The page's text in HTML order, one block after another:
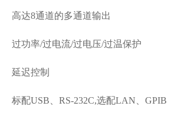
高达8通道的多通道输出
过功率/过电流/过电压/过温保护
延迟控制
标配USB、RS-232C,选配LAN、GPIB